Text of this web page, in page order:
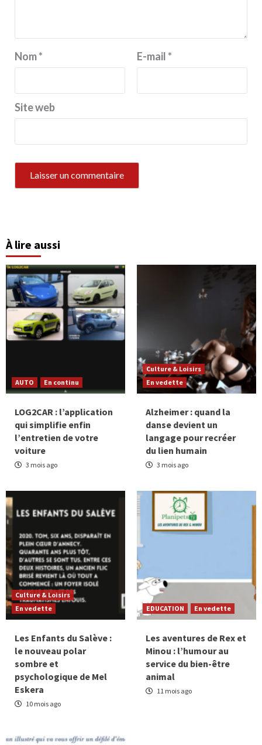
Nom* E-mail*
Site web
À lire aussi
AUTO En continu
LOG2CAR : l’application
qui simplifie enfin
l’entretien de votre
voiture
3 mois ago
Culture & Loisirs
En vedette
Alzheimer : quand la
danse devient un
langage pour recréer
du lien humain
3 mois ago
Culture & Loisirs
En vedette
Les Enfants du Salève :
le nouveau polar
sombre et
psychologique de Mel
Eskera
10 mois ago
EDUCATION En vedette
Les aventures de Rex et
Minou : l’humour au
service du bien-être
animal
11 mois ago